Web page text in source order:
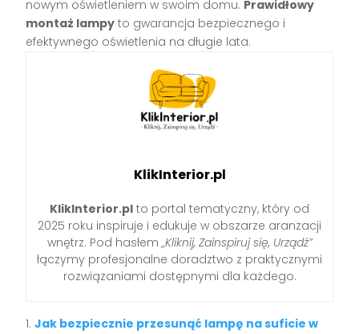
nowym oświetleniem w swoim domu. Prawidłowy
montaż lampy to gwarancja bezpiecznego i
efektywnego oświetlenia na długie lata.
KlikInterior.pl
KlikInterior.pl to portal tematyczny, który od
2025 roku inspiruje i edukuje w obszarze aranżacji
wnętrz. Pod hasłem „Kliknij, Zainspiruj się, Urządź”
łączymy profesjonalne doradztwo z praktycznymi
rozwiązaniami dostępnymi dla każdego.
Jak bezpiecznie przesunąć lampę na suficie w